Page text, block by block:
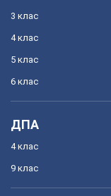
3 клас
4 клас
5 клас
6 клас
ДПА
4 клас
9 клас